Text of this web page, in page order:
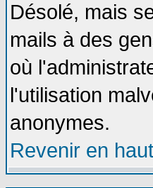
Désolé, mais
mails à des
où
l'utilisation
anonymes.
Revenir en haut